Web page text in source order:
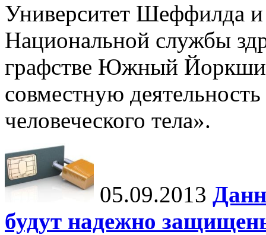
Университет Шеффилда и
Национальной службы
графстве Южный
совместную
человеческого тела».
05.09.2013
будут надежно